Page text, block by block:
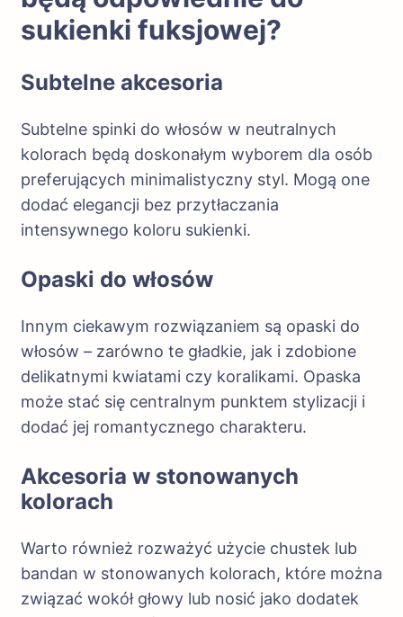
sukienki fuksjowej?
Subtelne akcesoria
Subtelne spinki do włosów w neutralnych
kolorach będą doskonałym wyborem dla osób
preferujących minimalistyczny styl. Mogą one
dodać elegancji bez przytłaczania
intensywnego koloru sukienki.
Opaski do włosów
Innym ciekawym rozwiązaniem są opaski do
włosów – zarówno te gładkie, jak i zdobione
delikatnymi kwiatami czy koralikami. Opaska
może stać się centralnym punktem stylizacji i
dodać jej romantycznego charakteru.
Akcesoria w stonowanych
kolorach
Warto również rozważyć użycie chustek lub
bandan w stonowanych kolorach, które można
związać wokół głowy lub nosić jako dodatek